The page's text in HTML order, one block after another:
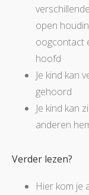
open
oogcontact
hoofd
Je kind kan
gehoord
Je kind kan
anderen
Verder lezen?
Hier kom je